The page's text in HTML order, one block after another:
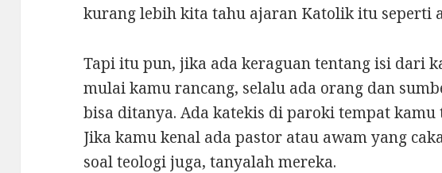
kurang lebih kita tahu ajaran Katolik itu seperti
Tapi itu pun, jika ada keraguan tentang isi dari
mulai kamu rancang, selalu ada orang dan
bisa ditanya. Ada katekis di paroki tempat kamu
Jika kamu kenal ada pastor atau awam yang
soal teologi juga, tanyalah mereka.